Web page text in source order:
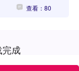
查看：80
完成